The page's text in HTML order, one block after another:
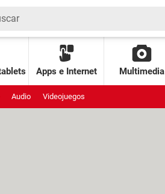
Apps e Internet Multimedia
Audio Videojuegos